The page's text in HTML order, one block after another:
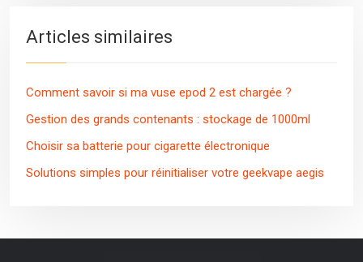
Articles similaires
Comment savoir si ma vuse epod 2 est chargée ?
Gestion des grands contenants : stockage de 1000ml
Choisir sa batterie pour cigarette électronique
Solutions simples pour réinitialiser votre geekvape aegis